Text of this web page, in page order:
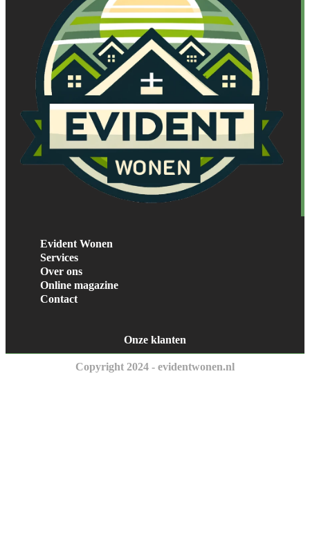
Evident Wonen
Services
Over ons
Online magazine
Contact
Onze klanten
Copyright 2024 - evidentwonen.nl